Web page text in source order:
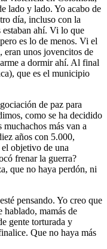
lado y lado. Yo acabo de
día, incluso con la
estaban ahí. Vi lo que
es lo de menos. Vi el
unos jovencitos de
a dormir ahí. Al final
que es el municipio
de paz para
como se ha decidido
muchachos más van a
años con 5.000,
objetivo de una
frenar la guerra?
que no haya perdón, ni
pensando. Yo creo que
hablado, mamás de
gente torturada y
Que no haya más